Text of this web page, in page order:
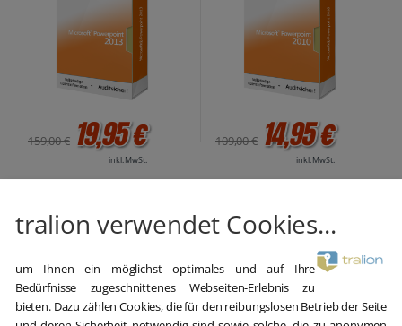
159,00 € 19,95 €
inkl. MwSt.
109,00 € 14,95 €
inkl. MwSt.
Anzeigen einer Präsentation ohne
PowerPoint
tralion verwendet Cookies...
um Ihnen ein möglichst optimales und auf Ihre
Bedürfnisse zugeschnittenes Webseiten-Erlebnis zu
bieten. Dazu zählen Cookies, die für den reibungslosen Betrieb der Seite